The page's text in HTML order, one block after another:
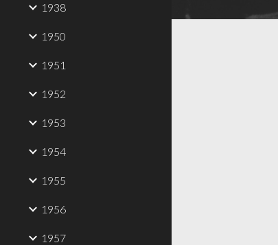
1938
1950
1951
1952
1953
1954
1955
1956
1957